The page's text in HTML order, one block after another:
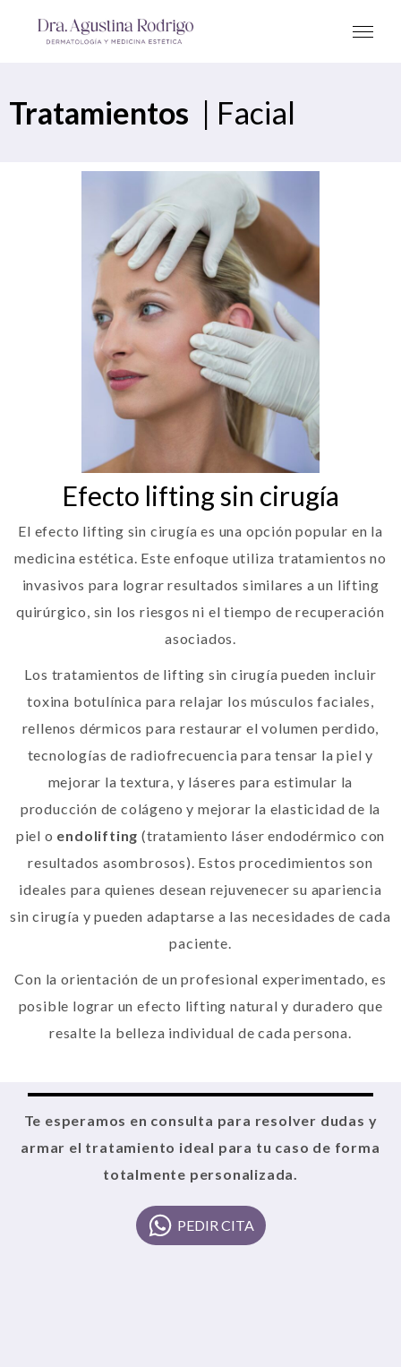
Tratamientos | Facial
Efecto lifting sin cirugía
El efecto lifting sin cirugía es una opción popular en la
medicina estética. Este enfoque utiliza tratamientos no
invasivos para lograr resultados similares a un lifting
quirúrgico, sin los riesgos ni el tiempo de recuperación
asociados.
Los tratamientos de lifting sin cirugía pueden incluir
toxina botulínica para relajar los músculos faciales,
rellenos dérmicos para restaurar el volumen perdido,
tecnologías de radiofrecuencia para tensar la piel y
mejorar la textura, y láseres para estimular la
producción de colágeno y mejorar la elasticidad de la
piel o endolifting (tratamiento láser endodérmico con
resultados asombrosos). Estos procedimientos son
ideales para quienes desean rejuvenecer su apariencia
sin cirugía y pueden adaptarse a las necesidades de cada
paciente.
Con la orientación de un profesional experimentado, es
posible lograr un efecto lifting natural y duradero que
resalte la belleza individual de cada persona.
Te esperamos en consulta para resolver dudas y
armar el tratamiento ideal para tu caso de forma
totalmente personalizada.
PEDIR CITA